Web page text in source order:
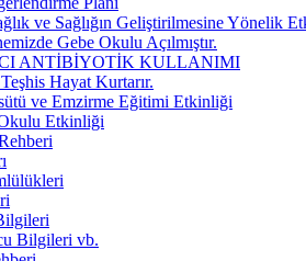
ve Sağlığın Geliştirilmesine Yönelik
Gebe Okulu Açılmıştır.
ANTİBİYOTİK KULLANIMI
Hayat Kurtarır.
ve Emzirme Eğitimi Etkinliği
Etkinliği
Bilgileri vb.